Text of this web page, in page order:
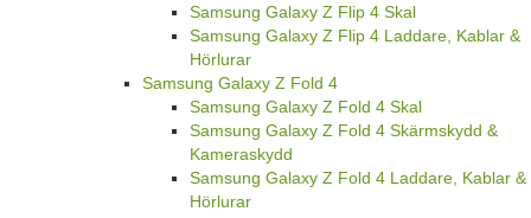
Samsung Galaxy Z Flip 4 Skal
Samsung Galaxy Z Flip 4 Laddare, Kablar &
Hörlurar
Samsung Galaxy Z Fold 4
Samsung Galaxy Z Fold 4 Skal
Samsung Galaxy Z Fold 4 Skärmskydd &
Kameraskydd
Samsung Galaxy Z Fold 4 Laddare, Kablar &
Hörlurar